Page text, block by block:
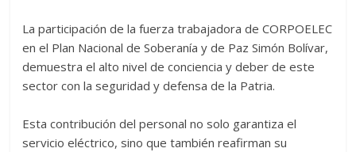
‎‎‎La participación de la fuerza trabajadora de CORPOELEC
en el Plan Nacional de Soberanía y de Paz Simón Bolívar,
demuestra el alto nivel de conciencia y deber de este
sector con la seguridad y defensa de la Patria.
‎‎Esta contribución del personal no solo garantiza el
servicio eléctrico, sino que también reafirman su